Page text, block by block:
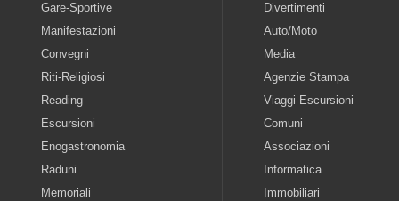
Gare-Sportive
Manifestazioni
Convegni
Riti-Religiosi
Reading
Escursioni
Enogastronomia
Raduni
Memoriali
Divertimenti
Auto/Moto
Media
Agenzie Stampa
Viaggi Escursioni
Comuni
Associazioni
Informatica
Immobiliari